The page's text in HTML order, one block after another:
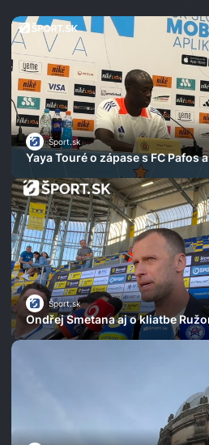
Šport.sk
Yaya Touré o zápase s FC Pafos
Šport.sk
Ondřej Smetana aj o kliatbe